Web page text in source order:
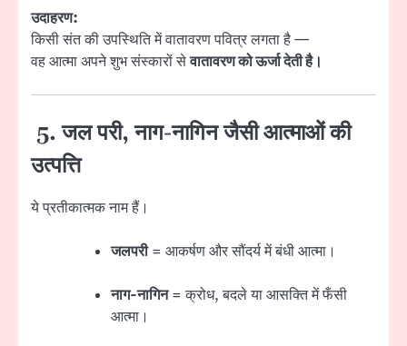
उदाहरण:
किसी संत की उपस्थिति में वातावरण पवित्र लगता है —
वह आत्मा अपने शुभ संस्कारों सेवातावरण को ऊर्जा देती है।
5. जल परी, नाग-नागिन जैसी आत्माओं की
उत्पत्ति
ये प्रतीकात्मक नाम हैं।
जलपरी= आकर्षण और सौंदर्य में बंधी आत्मा।
नाग-नागिन= क्रोध, बदले या आसक्ति में फँसी
आत्मा।